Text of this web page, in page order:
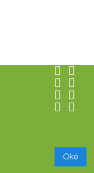
 
 
 
 